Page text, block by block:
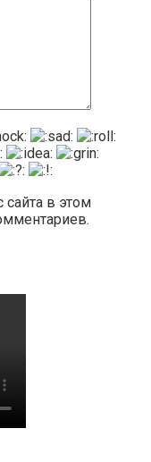
сайта в этом